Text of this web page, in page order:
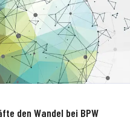
den Wandel bei BPW